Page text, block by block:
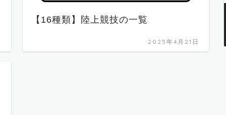
【16種類】陸上競技の一覧
2025年4月21日